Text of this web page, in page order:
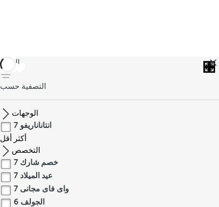
العودة
التصفية حسب
الوجهات
انتاناناريفو 7
أكثر
أقل
التخصص
خصم شارك 7
عيد الميلاد 7
واى فاى مجانى 7
الجولف 6